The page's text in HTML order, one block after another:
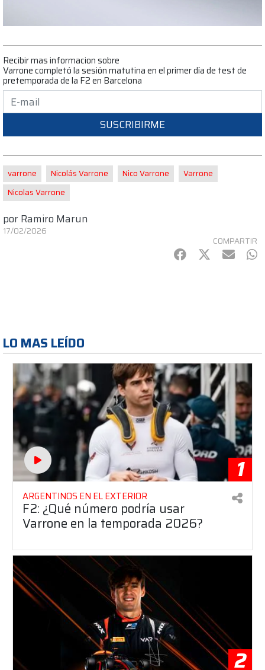
Recibir mas informacion sobre
Varrone completó la sesión matutina en el primer día de test de
pretemporada de la F2 en Barcelona
SUSCRIBIRME
varrone Nicolás Varrone Nico Varrone
Varrone
Nicolas Varrone
por Ramiro Marun
17/02/2026
COMPARTIR
Facebook
Twitter
mail
LO MAS LEÍDO
1
ARGENTINOS EN EL EXTERIOR
F2: ¿Qué número podría usar
Varrone en la temporada 2026?
2